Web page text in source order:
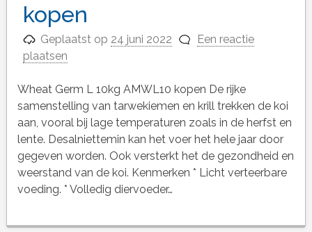
kopen
Geplaatst op 24 juni 2022
Een reactie
plaatsen
Wheat Germ L 10kg AMWL10 kopen De rijke
samenstelling van tarwekiemen en krill trekken de koi
aan, vooral bij lage temperaturen zoals in de herfst en
lente. Desalniettemin kan het voer het hele jaar door
gegeven worden. Ook versterkt het de gezondheid en
weerstand van de koi. Kenmerken * Licht verteerbare
voeding. * Volledig diervoeder…